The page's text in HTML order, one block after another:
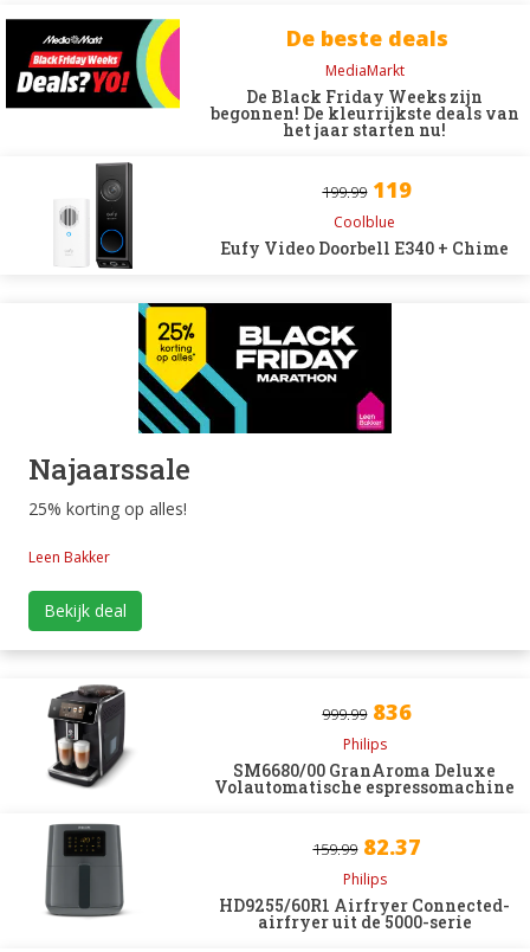
De beste deals
MediaMarkt
De Black Friday Weeks zijn
begonnen! De kleurrijkste deals van
het jaar starten nu!
199.99 119
Coolblue
Eufy Video Doorbell E340 + Chime
Najaarssale
25% korting op alles!
Leen Bakker
Bekijk deal
999.99 836
Philips
SM6680/00 GranAroma Deluxe
Volautomatische espressomachine
159.99 82.37
Philips
HD9255/60R1 Airfryer Connected-
airfryer uit de 5000-serie